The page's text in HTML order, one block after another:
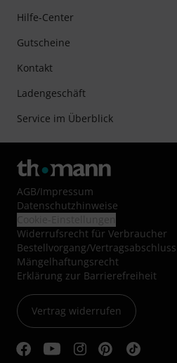
Hilfe-Center
Gutscheine
Kontakt
Ladengeschäft
Service im Überblick
AGB/Impressum
Datenschutzhinweise
Widerrufsrecht für Verbraucher
Bestellvorgang/Vertragsabschluss
Mängelhaftungsrecht
Erklärung zur Barrierefreiheit
Vertrag widerrufen